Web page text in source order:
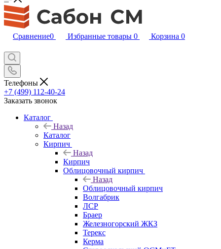
Сравнение0 Избранные товары 0 Корзина 0
Телефоны
+7 (499) 112-40-24
Заказать звонок
Каталог
Назад
Каталог
Кирпич
Назад
Кирпич
Облицовочный кирпич
Назад
Облицовочный кирпич
Волгабрик
ЛСР
Браер
Железногорский ЖКЗ
Терекс
Керма